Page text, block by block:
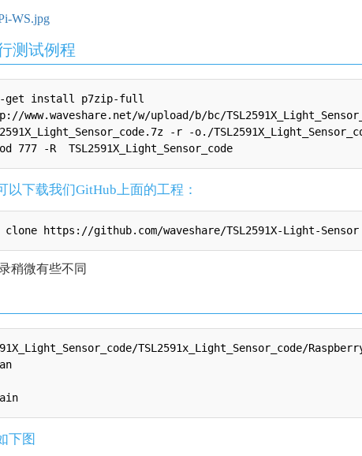
测试例程
get install p7zip-full
www.waveshare.net/w/upload/b/bc/
-r -o./
以下载我们GitHub上面的工程：
稍微有些不同
TSL2591x_Light_Sensor_code/
下图